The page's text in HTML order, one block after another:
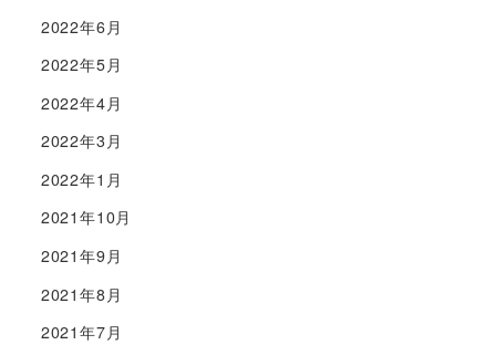
2022年6月
2022年5月
2022年4月
2022年3月
2022年1月
2021年10月
2021年9月
2021年8月
2021年7月